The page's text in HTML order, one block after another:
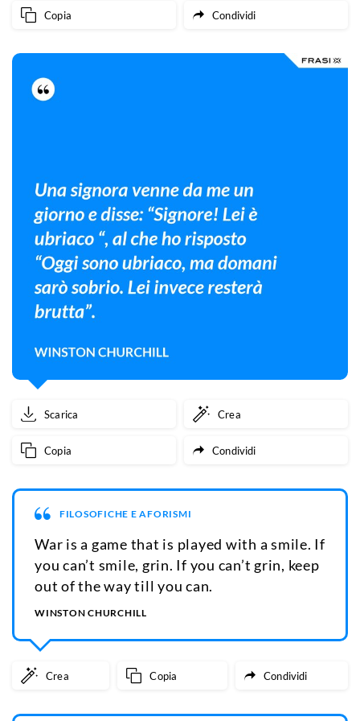
Copia Condividi
Scarica Crea
Copia Condividi
FILOSOFICHE E AFORISMI
War is a game that is played with a smile. If
you can’t smile, grin. If you can’t grin, keep
out of the way till you can.
WINSTON CHURCHILL
Crea Copia Condividi